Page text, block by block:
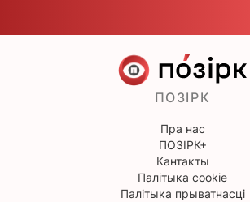
ПОЗІРК
Пра нас
ПОЗІРК+
Кантакты
Палітыка cookie
Палітыка прыватнасці